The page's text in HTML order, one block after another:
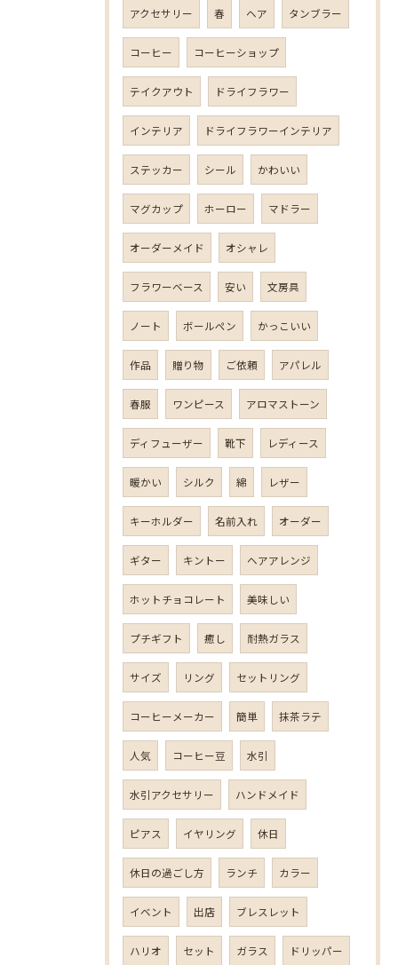
アクセサリー 春 ヘア タンブラー
コーヒー コーヒーショップ
テイクアウト ドライフラワー
インテリア ドライフラワーインテリア
ステッカー シール かわいい
マグカップ ホーロー マドラー
オーダーメイド オシャレ
フラワーベース 安い 文房具
ノート ボールペン かっこいい
作品 贈り物 ご依頼 アパレル
春服 ワンピース アロマストーン
ディフューザー 靴下 レディース
暖かい シルク 綿 レザー
キーホルダー 名前入れ オーダー
ギター キントー ヘアアレンジ
ホットチョコレート 美味しい
プチギフト 癒し 耐熱ガラス
サイズ リング セットリング
コーヒーメーカー 簡単 抹茶ラテ
人気 コーヒー豆 水引
水引アクセサリー ハンドメイド
ピアス イヤリング 休日
休日の過ごし方 ランチ カラー
イベント 出店 ブレスレット
ハリオ セット ガラス ドリッパー